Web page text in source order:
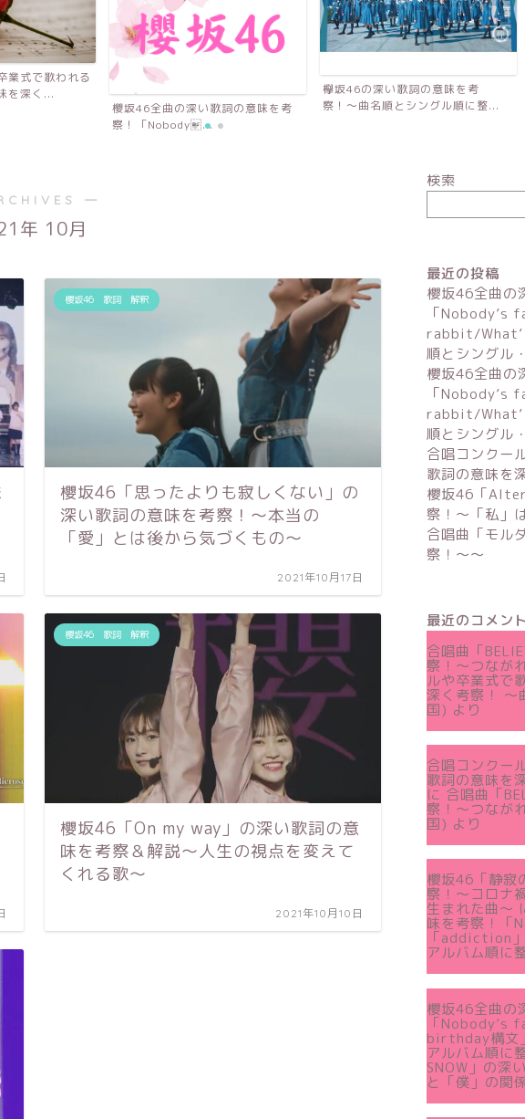
業式で歌われる
を深く...
櫻坂46全曲の深い歌詞の意味を考
察！「Nobody...
欅坂46の深い歌詞の意味を考
察！〜曲名順とシングル順に整...
―
年 10月
櫻坂46 歌詞 解釈
櫻坂46「思ったよりも寂しくない」の
深い歌詞の意味を考察！〜本当の
「愛」とは後から気づくもの〜
2021年10月17日
櫻坂46 歌詞 解釈
櫻坂46「On my way」の深い歌詞の意
味を考察＆解説～人生の視点を変えて
くれる歌～
2021年10月10日
検索
最近の投稿
櫻坂46全曲の
「Nobody’s
rabbit/What’
順とシングル
櫻坂46全曲の
「Nobody’s
rabbit/What’
順とシングル
合唱コンクー
歌詞の意味を
櫻坂46「
察！〜「私」
合唱曲「モル
察！〜〜
最近のコメント
合唱曲「
察！〜つなが
ルや卒業式で
深く考察！ 〜
国) より
合唱コンクー
歌詞の意味を
に 合唱曲「
察！〜つなが
国) より
櫻坂46「静寂
察！〜コロナ
生まれた曲～
味を考察！「
「addiction
アルバム順に
櫻坂46全曲の
「Nobody’s
birthday構文
アルバム順に
SNOW」の深
と「僕」の関